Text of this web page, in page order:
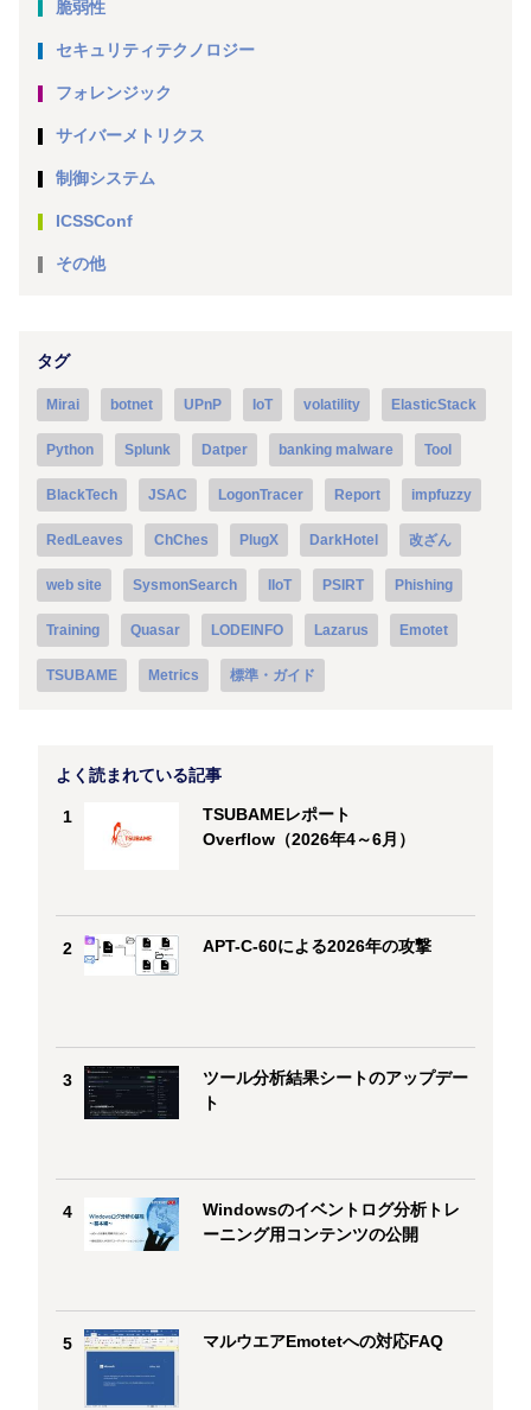
脆弱性
セキュリティテクノロジー
フォレンジック
サイバーメトリクス
制御システム
ICSSConf
その他
タグ
Mirai botnet UPnP IoT volatility ElasticStack
Python Splunk Datper banking malware Tool
BlackTech JSAC LogonTracer Report impfuzzy
RedLeaves ChChes PlugX DarkHotel 改ざん
web site SysmonSearch IIoT PSIRT Phishing
Training Quasar LODEINFO Lazarus Emotet
TSUBAME Metrics 標準・ガイド
よく読まれている記事
1
TSUBAMEレポート
Overflow（2026年4～6月）
2 APT-C-60による2026年の攻撃
3
ツール分析結果シートのアップデー
ト
4
Windowsのイベントログ分析トレ
ーニング用コンテンツの公開
5 マルウエアEmotetへの対応FAQ